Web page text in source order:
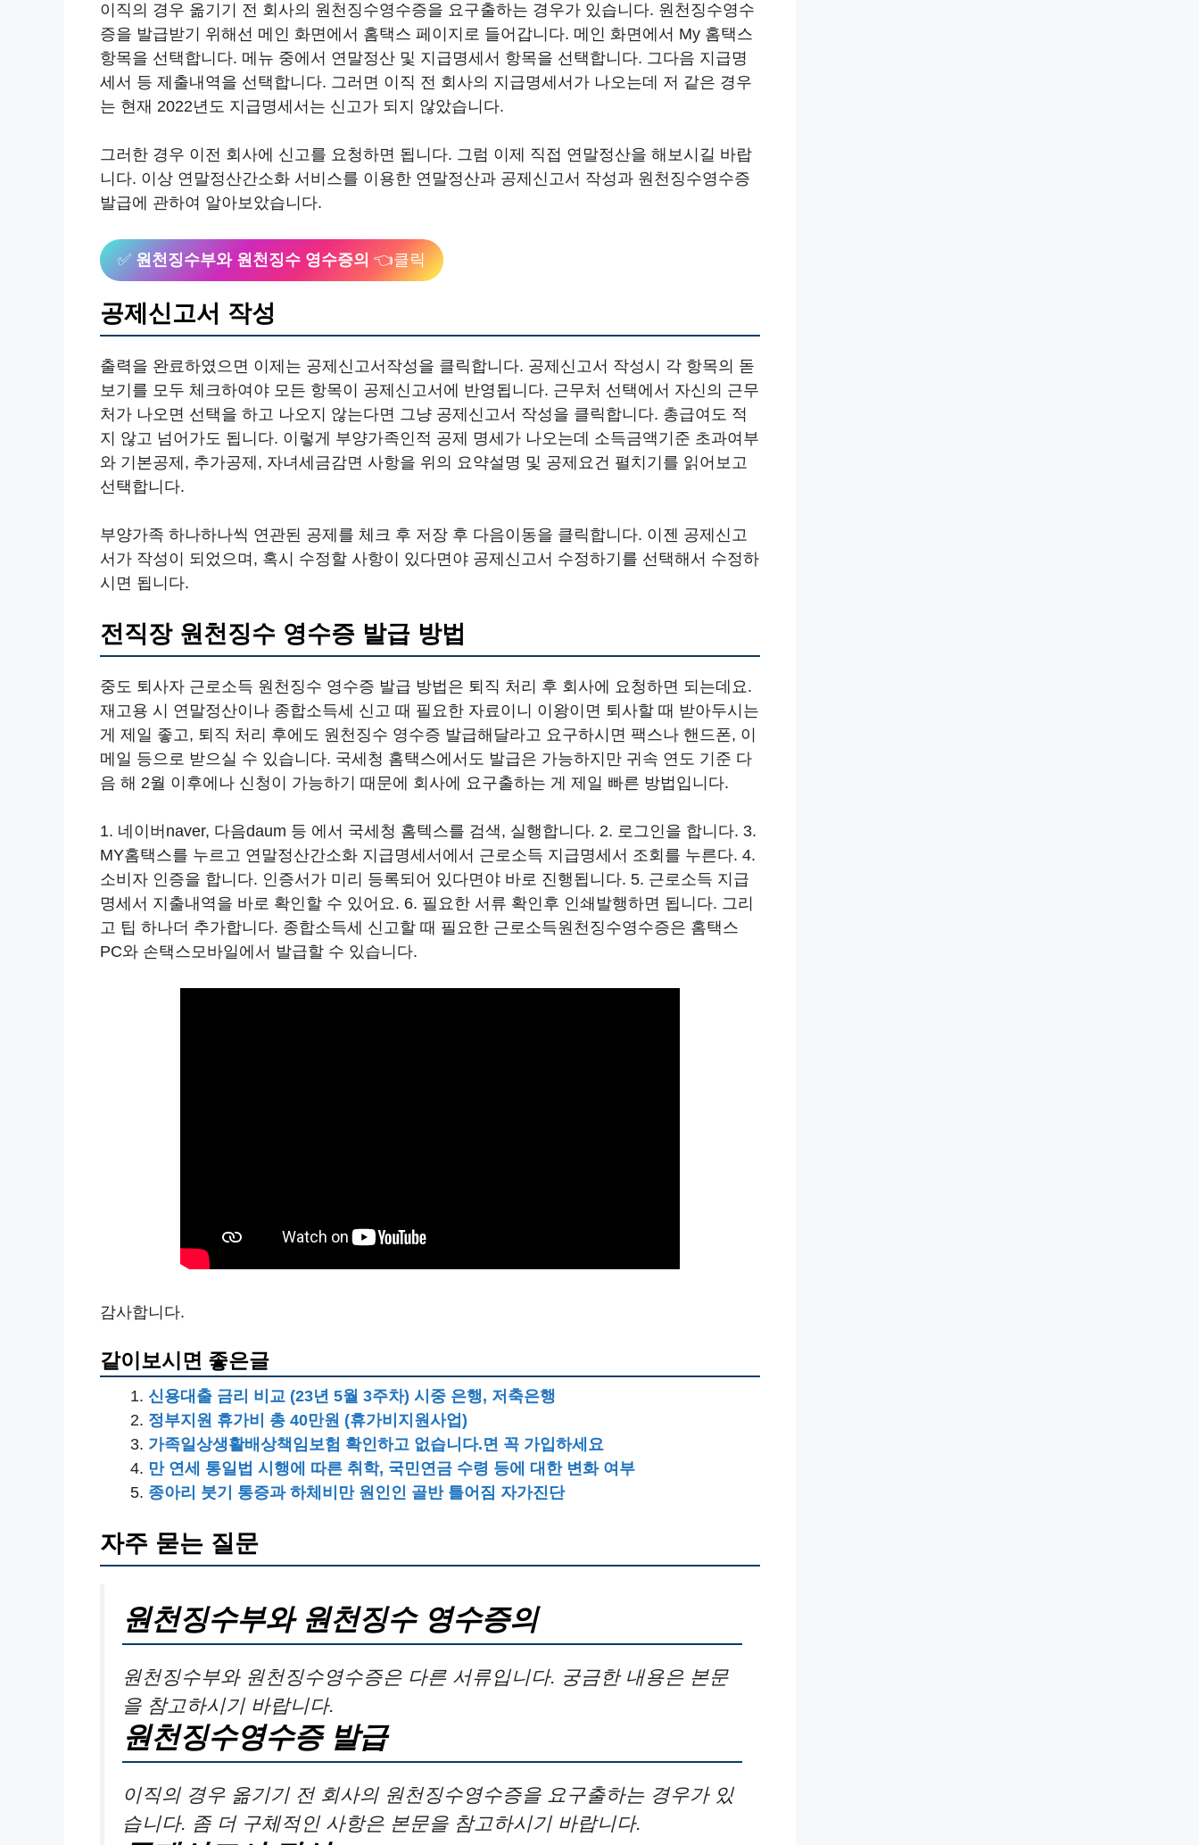
이직의 경우 옮기기 전 회사의 원천징수영수증을 요구출하는 경우가 있습니다. 원천징수영수
증을 발급받기 위해선 메인 화면에서 홈택스 페이지로 들어갑니다. 메인 화면에서 My 홈택스
항목을 선택합니다. 메뉴 중에서 연말정산 및 지급명세서 항목을 선택합니다. 그다음 지급명
세서 등 제출내역을 선택합니다. 그러면 이직 전 회사의 지급명세서가 나오는데 저 같은 경우
는 현재 2022년도 지급명세서는 신고가 되지 않았습니다.
그러한 경우 이전 회사에 신고를 요청하면 됩니다. 그럼 이제 직접 연말정산을 해보시길 바랍
니다. 이상 연말정산간소화 서비스를 이용한 연말정산과 공제신고서 작성과 원천징수영수증
발급에 관하여 알아보았습니다.
✅ 원천징수부와 원천징수 영수증의 👈클릭
공제신고서 작성
출력을 완료하였으면 이제는 공제신고서작성을 클릭합니다. 공제신고서 작성시 각 항목의 돋
보기를 모두 체크하여야 모든 항목이 공제신고서에 반영됩니다. 근무처 선택에서 자신의 근무
처가 나오면 선택을 하고 나오지 않는다면 그냥 공제신고서 작성을 클릭합니다. 총급여도 적
지 않고 넘어가도 됩니다. 이렇게 부양가족인적 공제 명세가 나오는데 소득금액기준 초과여부
와 기본공제, 추가공제, 자녀세금감면 사항을 위의 요약설명 및 공제요건 펼치기를 읽어보고
선택합니다.
부양가족 하나하나씩 연관된 공제를 체크 후 저장 후 다음이동을 클릭합니다. 이젠 공제신고
서가 작성이 되었으며, 혹시 수정할 사항이 있다면야 공제신고서 수정하기를 선택해서 수정하
시면 됩니다.
전직장 원천징수 영수증 발급 방법
중도 퇴사자 근로소득 원천징수 영수증 발급 방법은 퇴직 처리 후 회사에 요청하면 되는데요.
재고용 시 연말정산이나 종합소득세 신고 때 필요한 자료이니 이왕이면 퇴사할 때 받아두시는
게 제일 좋고, 퇴직 처리 후에도 원천징수 영수증 발급해달라고 요구하시면 팩스나 핸드폰, 이
메일 등으로 받으실 수 있습니다. 국세청 홈택스에서도 발급은 가능하지만 귀속 연도 기준 다
음 해 2월 이후에나 신청이 가능하기 때문에 회사에 요구출하는 게 제일 빠른 방법입니다.
1. 네이버naver, 다음daum 등 에서 국세청 홈텍스를 검색, 실행합니다. 2. 로그인을 합니다. 3.
MY홈택스를 누르고 연말정산간소화 지급명세서에서 근로소득 지급명세서 조회를 누른다. 4.
소비자 인증을 합니다. 인증서가 미리 등록되어 있다면야 바로 진행됩니다. 5. 근로소득 지급
명세서 지출내역을 바로 확인할 수 있어요. 6. 필요한 서류 확인후 인쇄발행하면 됩니다. 그리
고 팁 하나더 추가합니다. 종합소득세 신고할 때 필요한 근로소득원천징수영수증은 홈택스
PC와 손택스모바일에서 발급할 수 있습니다.
감사합니다.
같이보시면 좋은글
신용대출 금리 비교 (23년 5월 3주차) 시중 은행, 저축은행
정부지원 휴가비 총 40만원 (휴가비지원사업)
가족일상생활배상책임보험 확인하고 없습니다.면 꼭 가입하세요
만 연세 통일법 시행에 따른 취학, 국민연금 수령 등에 대한 변화 여부
종아리 붓기 통증과 하체비만 원인인 골반 틀어짐 자가진단
자주 묻는 질문
원천징수부와 원천징수 영수증의
원천징수부와 원천징수영수증은 다른 서류입니다. 궁금한 내용은 본문
을 참고하시기 바랍니다.
원천징수영수증 발급
이직의 경우 옮기기 전 회사의 원천징수영수증을 요구출하는 경우가 있
습니다. 좀 더 구체적인 사항은 본문을 참고하시기 바랍니다.